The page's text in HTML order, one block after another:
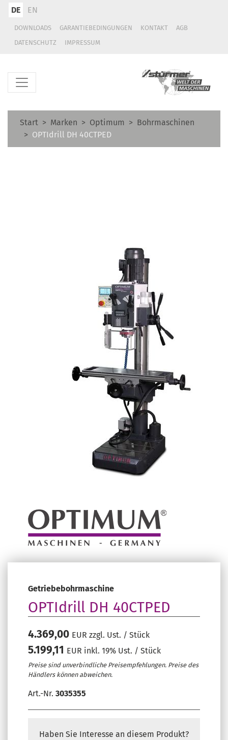
DE EN
DOWNLOADS GARANTIEBEDINGUNGEN KONTAKT
AGB
DATENSCHUTZ
IMPRESSUM
Start Marken Optimum
Bohrmaschinen
OPTIdrill DH 40CTPED
Getriebebohrmaschine
OPTIdrill DH 40CTPED
4.369,00 EUR zzgl. Ust. / Stück
5.199,11 EUR inkl. 19% Ust. / Stück
Preise sind unverbindliche Preisempfehlungen. Preise des
Händlers können abweichen.
Art.-Nr. 3035355
Haben Sie Interesse an diesem Produkt?